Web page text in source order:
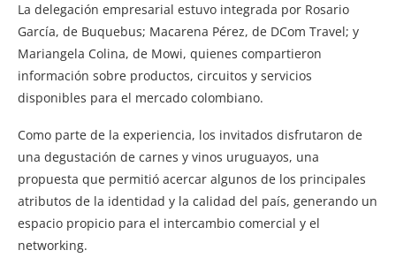
La delegación empresarial estuvo integrada por Rosario
García, de Buquebus; Macarena Pérez, de DCom Travel; y
Mariangela Colina, de Mowi, quienes compartieron
información sobre productos, circuitos y servicios
disponibles para el mercado colombiano.
Como parte de la experiencia, los invitados disfrutaron de
una degustación de carnes y vinos uruguayos, una
propuesta que permitió acercar algunos de los principales
atributos de la identidad y la calidad del país, generando un
espacio propicio para el intercambio comercial y el
networking.